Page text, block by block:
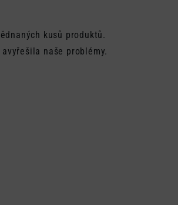
kusů produktů.
naše problémy.